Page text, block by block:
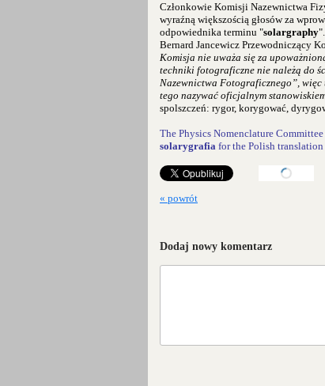
Członkowie Komisji Nazewnictwa
wyraźną większością głosów za
odpowiednika terminu "solargraphy
Bernard Jancewicz Przewodniczący
Komisja nie uważa się za
techniki fotograficzne nie należą do
Nazewnictwa Fotograficznego”, więc
tego nazywać oficjalnym
spolszczeń: rygor, korygować,
The Physics Nomenclature
solarygrafia for the Polish
« powrót
Dodaj nowy komentarz